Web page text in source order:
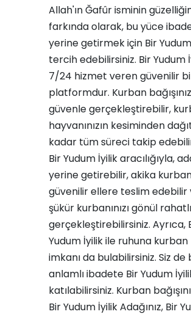
Allah'ın Ğafûr isminin
farkında olarak, bu yüce
yerine getirmek için Bir
tercih edebilirsiniz. Bir Yudum
7/24 hizmet veren güvenilir
platformdur. Kurban
güvenle gerçekleştirebilir,
hayvanınızın kesiminden
kadar tüm süreci takip
Bir Yudum İyilik aracılığıyla,
yerine getirebilir, akika
güvenilir ellere teslim edebilir
şükür kurbanınızı gönül
gerçekleştirebilirsiniz. Ayrıca,
Yudum İyilik ile ruhuna
imkanı da bulabilirsiniz. Siz de
anlamlı ibadete Bir Yudum
katılabilirsiniz. Kurban
Bir Yudum İyilik Adağınız, Bir